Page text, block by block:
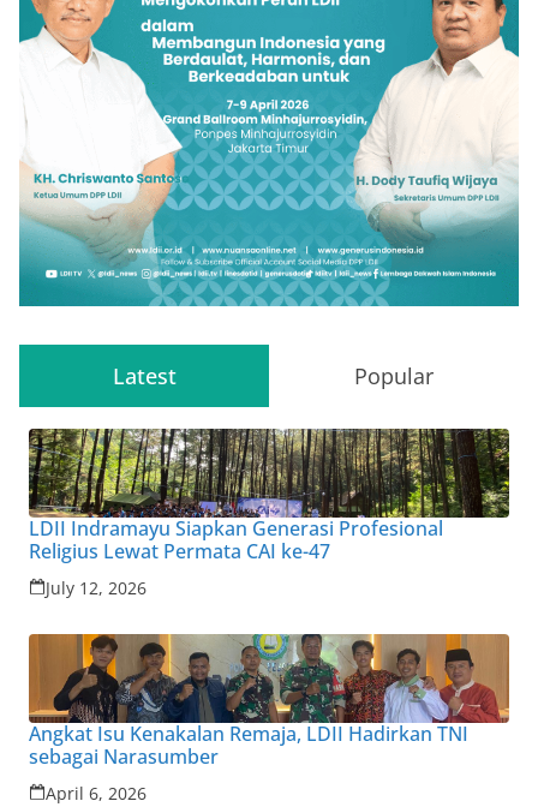
Latest Popular
LDII Indramayu Siapkan Generasi Profesional
Religius Lewat Permata CAI ke-47
July 12, 2026
Angkat Isu Kenakalan Remaja, LDII Hadirkan TNI
sebagai Narasumber
April 6, 2026